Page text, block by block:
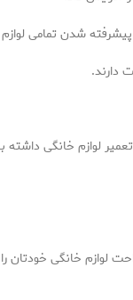
شدن تمامی
دارند.
لوازم خانگی داشته
لوازم خانگی خودتان